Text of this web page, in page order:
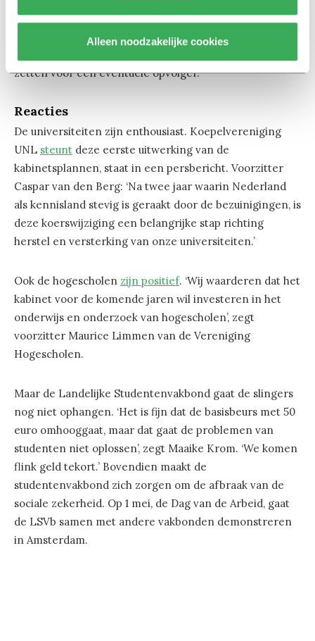
Alleen noodzakelijke cookies
Daarna is het wel afgelopen: ‘Wij verwachten van de
instellingen dat zij hierna de verantwoordelijkheid
zetten voor een eventuele opvolger.’
Reacties
De universiteiten zijn enthousiast. Koepelvereniging
UNL steunt deze eerste uitwerking van de
kabinetsplannen, staat in een persbericht. Voorzitter
Caspar van den Berg: ‘Na twee jaar waarin Nederland
als kennisland stevig is geraakt door de bezuinigingen, is
deze koerswijziging een belangrijke stap richting
herstel en versterking van onze universiteiten.’
Ook de hogescholen zijn positief. ‘Wij waarderen dat het
kabinet voor de komende jaren wil investeren in het
onderwijs en onderzoek van hogescholen’, zegt
voorzitter Maurice Limmen van de Vereniging
Hogescholen.
Maar de Landelijke Studentenvakbond gaat de slingers
nog niet ophangen. ‘Het is fijn dat de basisbeurs met 50
euro omhooggaat, maar dat gaat de problemen van
studenten niet oplossen’, zegt Maaike Krom. ‘We komen
flink geld tekort.’ Bovendien maakt de
studentenvakbond zich zorgen om de afbraak van de
sociale zekerheid. Op 1 mei, de Dag van de Arbeid, gaat
de LSVb samen met andere vakbonden demonstreren
in Amsterdam.